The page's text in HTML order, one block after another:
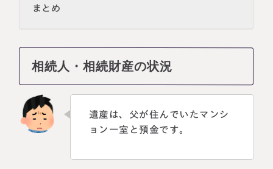
まとめ
相続人・相続財産の状況
遺産は、父が住んでいたマンシ
ョン一室と預金です。